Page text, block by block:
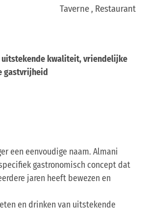
Taverne , Restaurant
kwaliteit, vriendelijke
gastvrijheid
een eenvoudige naam. Almani
gastronomisch concept dat
jaren heeft bewezen en
en drinken van uitstekende